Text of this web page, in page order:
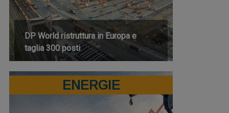
DP World ristruttura in Europa e
taglia 300 posti
ENERGIE